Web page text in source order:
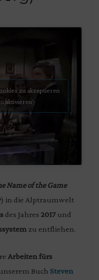
zu akzeptieren
aktivieren
Name of the Game
) in die Alptraumwelt
des Jahres 2017 und
zu entfliehen.
Arbeiten fürs
Buch Steven